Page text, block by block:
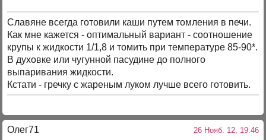
Славяне всегда готовили каши путем томления в печи.
Как мне кажется - оптимальный вариант - соотношение
крупы к жидкости 1/1,8 и томить при температуре 85-90*.
В духовке или чугунной пасудине до полного
выпаривания жидкости.
Кстати - гречку с жареным луком лучше всего готовить.
Олег71 26 Нояб. 12, 19:46